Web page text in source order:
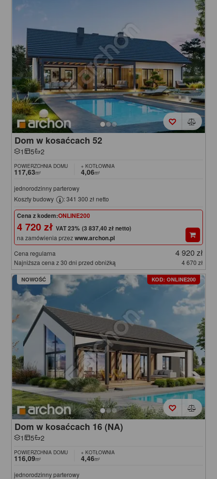
Dom w kosaćcach 52
1 5 2
POWIERZCHNIA DOMU
117,63m²
+ KOTŁOWNIA
4,06m²
jednorodzinny parterowy
Koszty budowy
: 341 300 zł netto
Cena z kodem:ONLINE200
4 720 zł (3 837,40 zł netto)
na zamówienia przezwww.archon.pl
Cena regularna 4 920 zł
Najniższa cena z 30 dni przed obniżką 4 670 zł
NOWOŚĆ KOD: ONLINE200
Dom w kosaćcach 16 (NA)
1 5 2
POWIERZCHNIA DOMU
116,09m²
+ KOTŁOWNIA
4,46m²
jednorodzinny parterowy